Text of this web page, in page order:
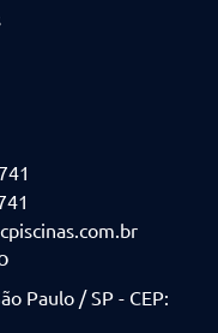
Paulo / SP - CEP: